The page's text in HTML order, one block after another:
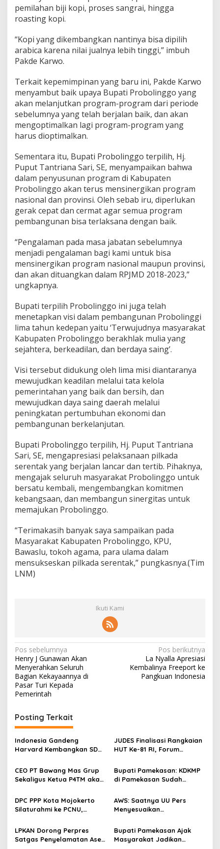
pemilahan biji kopi, proses sangrai, hingga
roasting kopi.
“Kopi yang dikembangkan nantinya bisa dipilih
arabica karena nilai jualnya lebih tinggi,” imbuh
Pakde Karwo.
Terkait kepemimpinan yang baru ini, Pakde Karwo
menyambut baik upaya Bupati Probolinggo yang
akan melanjutkan program-program dari periode
sebelumnya yang telah berjalan baik, dan akan
mengoptimalkan lagi program-program yang
harus dioptimalkan.
Sementara itu, Bupati Probolinggo terpilih, Hj.
Puput Tantriana Sari, SE, menyampaikan bahwa
dalam penyusunan program di Kabupaten
Probolinggo akan terus mensinergikan program
nasional dan provinsi. Oleh sebab iru, diperlukan
gerak cepat dan cermat agar semua program
pembangunan bisa terlaksana dengan baik.
“Pengalaman pada masa jabatan sebelumnya
menjadi pengalaman bagi kami untuk bisa
mensinergikan program nasional maupun provinsi,
dan akan dituangkan dalam RPJMD 2018-2023,”
ungkapnya.
Bupati terpilih Probolinggo ini juga telah
menetapkan visi dalam pembangunan Probolinggi
lima tahun kedepan yaitu ‘Terwujudnya masyarakat
Kabupaten Probolinggo berakhlak mulia yang
sejahtera, berkeadilan, dan berdaya saing’.
Visi tersebut didukung oleh lima misi diantaranya
mewujudkan keadilan melalui tata kelola
pemerintahan yang baik dan bersih, dan
mewujudkan daya saing daerah melalui
peningkatan pertumbuhan ekonomi dan
pembangunan berkelanjutan.
Bupati Probolinggo terpilih, Hj. Puput Tantriana
Sari, SE, mengapresiasi pelaksanaan pilkada
serentak yang berjalan lancar dan tertib. Pihaknya,
mengajak seluruh masyarakat Probolinggo untuk
bersatu kembali, mengembangkan komitmen
kebangsaan, dan membangun sinergitas untuk
memajukan Probolinggo.
“Terimakasih banyak saya sampaikan pada
Masyarakat Kabupaten Probolinggo, KPU,
Bawaslu, tokoh agama, para ulama dalam
mensukseskan pilkada serentak,” pungkasnya.(Tim
LNM)
Ikuti Kami
N
a
v
i
a
s
i
o
Pos sebelumnya
Henry J Gunawan Akan
Menyerahkan Seluruh
Bagian Kekayaannya di
Pasar Turi Kepada
Pemerintah
Pos berikutnya
La Nyalla Apresiasi
Kembalinya Freeport ke
Pangkuan Indonesia
Posting Terkait
Indonesia Gandeng
Harvard Kembangkan SDM
Dunia
JUDES Finalisasi Rangkaian
HUT Ke-81 RI, Forum
Lomba Siap Perkuat
Solidaritas Jurnalis DPRD
CEO PT Bawang Mas Grup
Sekaligus Ketua P4TM akan
Tembakau di Madura
Bupati Pamekasan: KDKMP
di Pamekasan Sudah
Selesai Akhir Juli 2026
DPC PPP Kota Mojokerto
Silaturahmi ke PCNU,
Masyarakat
AWS: Saatnya UU Pers
Menyesuaikan
Digital dan AI
LPKAN Dorong Perpres
Satgas Penyelamatan Aset
Bupati Pamekasan Ajak
Masyarakat Jadikan